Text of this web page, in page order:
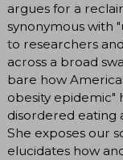
argues for a
synonymous with
to researchers
across a broad
bare how
obesity epidemic"
disordered eating
She exposes our
elucidates how